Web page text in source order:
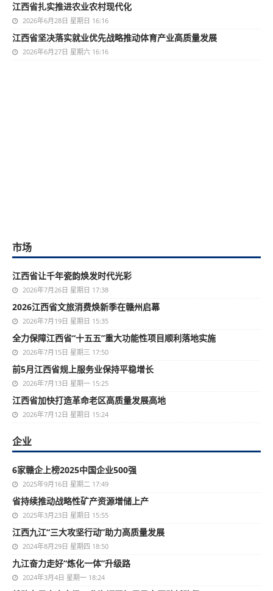
江西省扎实推进农业农村现代化
2026年6月28日 星期日 16:16
江西省坚决落实就业优先战略推动体育产业高质量发展
2026年6月27日 星期六 16:16
市场
江西省让千年瓷韵焕发时代光彩
2026年7月26日 星期日 17:38
2026江西省文旅消费焕新季在赣州启幕
2026年7月19日 星期日 15:35
全力保障江西省“十五五”重大功能性项目顺利落地实施
2026年7月15日 星期三 17:50
前5月江西省规上服务业保持平稳增长
2026年7月13日 星期一 15:25
江西省加快打造革命老区高质量发展高地
2026年7月12日 星期日 15:24
企业
6家赣企上榜2025中国企业500强
2025年9月16日 星期二 17:49
省持续推动战略性矿产资源增储上产
2025年3月23日 星期日 15:55
江西九江“三大攻坚行动”助力高质量发展
2024年8月29日 星期四 18:50
九江奋力走好“炼化一体”升级路
2024年3月4日 星期一 18:24